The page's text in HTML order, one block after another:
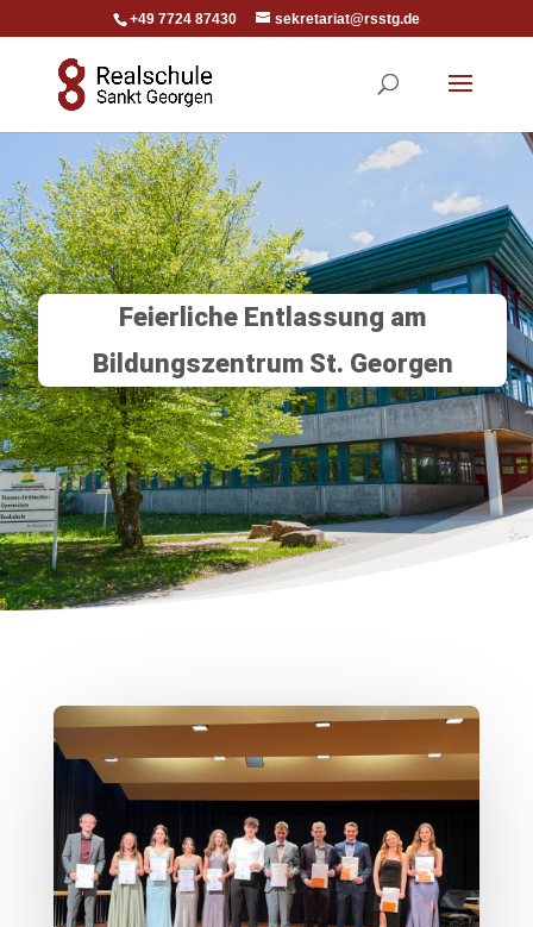
+49 7724 87430 sekretariat@rsstg.de
Feierliche Entlassung am
Bildungszentrum St. Georgen